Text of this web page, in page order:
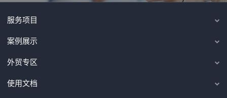
服务项目
案例展示
外贸专区
使用文档